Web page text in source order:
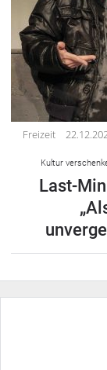
Freizeit
Kultur
Last-